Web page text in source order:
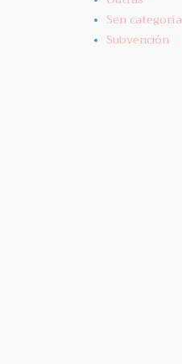
Sen categoría
Subvención